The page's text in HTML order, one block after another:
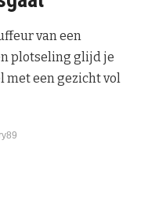
van een
plotseling glijd je
met een gezicht vol